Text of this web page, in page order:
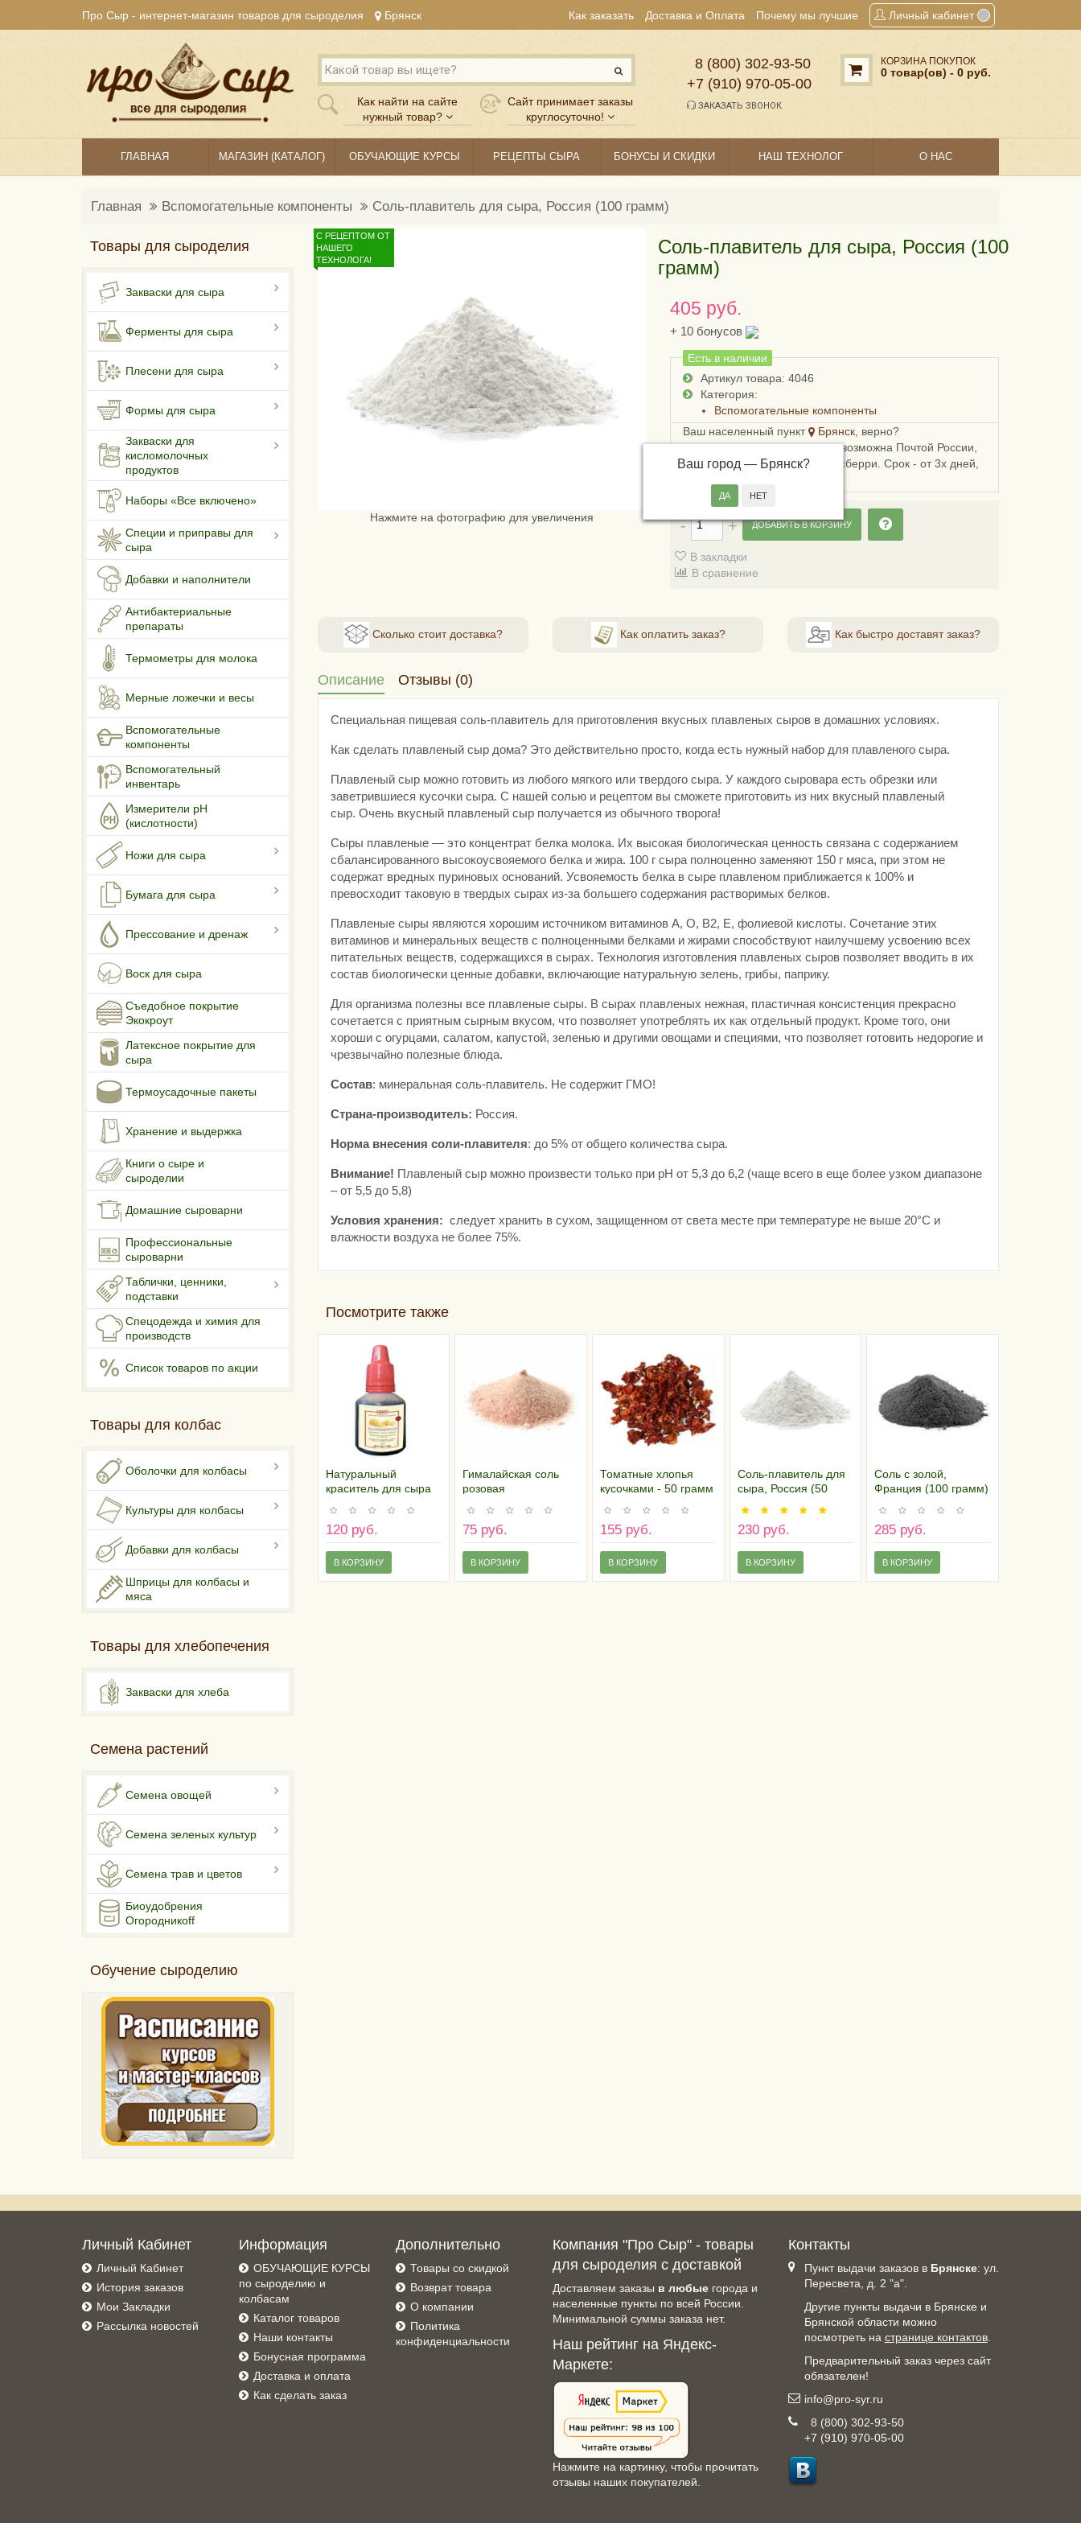
Про Сыр - интернет-магазин товаров для сыроделия Брянск Как заказать Доставка и Оплата Почему мы лучшие Личный кабинет
Как найти на сайте
нужный товар?
Сайт принимает заказы
круглосуточно!
8 (800) 302‑93‑50
+7 (910) 970‑05‑00
ЗАКАЗАТЬ ЗВОНОК
КОРЗИНА ПОКУПОК
0 товар(ов) - 0 руб.
ГЛАВНАЯ МАГАЗИН (КАТАЛОГ) ОБУЧАЮЩИЕ КУРСЫ РЕЦЕПТЫ СЫРА БОНУСЫ И СКИДКИ НАШ ТЕХНОЛОГ О НАС
Главная Вспомогательные компоненты Соль-плавитель для сыра, Россия (100 грамм)
Товары для сыроделия
Закваски для сыра
Ферменты для сыра
Плесени для сыра
Формы для сыра
Закваски для
кисломолочных
продуктов
Наборы «Все включено»
Специи и приправы для
сыра
Добавки и наполнители
Антибактериальные
препараты
Термометры для молока
Мерные ложечки и весы
Вспомогательные
компоненты
Вспомогательный
инвентарь
Измерители pH
(кислотности)
Ножи для сыра
Бумага для сыра
Прессование и дренаж
Воск для сыра
Съедобное покрытие
Экокроут
Латексное покрытие для
сыра
Термоусадочные пакеты
Хранение и выдержка
Книги о сыре и
сыроделии
Домашние сыроварни
Профессиональные
сыроварни
Таблички, ценники,
подставки
Спецодежда и химия для
производств
Список товаров по акции
Товары для колбас
Оболочки для колбасы
Культуры для колбасы
Добавки для колбасы
Шприцы для колбасы и
мяса
Товары для хлебопечения
Закваски для хлеба
Семена растений
Семена овощей
Семена зеленых культур
Семена трав и цветов
Биоудобрения
Огородникоff
Обучение сыроделию
С РЕЦЕПТОМ ОТ
НАШЕГО
ТЕХНОЛОГА!
Нажмите на фотографию для увеличения
Соль-плавитель для сыра, Россия (100
грамм)
405 руб.
+ 10 бонусов
Есть в наличии
Артикул товара: 4046
Категория:
Вспомогательные компоненты
Ваш населенный пункт
Брянск, верно?
Ваш город — Брянск?
Доставка в Брянскую область возможна Почтой России,
СДЭКом, Пятерочкой или Боксберри. Срок - от 3х дней,
ДОБАВИТЬ В КОРЗИНУ
В закладки
В сравнение
Сколько стоит доставка? Как оплатить заказ? Как быстро доставят заказ?
Описание Отзывы (0)
Специальная пищевая соль-плавитель для приготовления вкусных плавленых сыров в домашних условиях.
Как сделать плавленый сыр дома? Это действительно просто, когда есть нужный набор для плавленого сыра.
Плавленый сыр можно готовить из любого мягкого или твердого сыра. У каждого сыровара есть обрезки или
заветрившиеся кусочки сыра. С нашей солью и рецептом вы сможете приготовить из них вкусный плавленый
сыр. Очень вкусный плавленый сыр получается из обычного творога!
Сыры плавленые ― это концентрат белка молока. Их высокая биологическая ценность связана с содержанием
сбалансированного высокоусвояемого белка и жира. 100 г сыра полноценно заменяют 150 г мяса, при этом не
содержат вредных пуриновых оснований. Усвояемость белка в сыре плавленом приближается к 100% и
превосходит таковую в твердых сырах из-за большего содержания растворимых белков.
Плавленые сыры являются хорошим источником витаминов А, О, В2, Е, фолиевой кислоты. Сочетание этих
витаминов и минеральных веществ с полноценными белками и жирами способствуют наилучшему усвоению всех
питательных веществ, содержащихся в сырах. Технология изготовления плавленых сыров позволяет вводить в их
состав биологически ценные добавки, включающие натуральную зелень, грибы, паприку.
Для организма полезны все плавленые сыры. В сырах плавленых нежная, пластичная консистенция прекрасно
сочетается с приятным сырным вкусом, что позволяет употреблять их как отдельный продукт. Кроме того, они
хороши с огурцами, салатом, капустой, зеленью и другими овощами и специями, что позволяет готовить недорогие и
чрезвычайно полезные блюда.
Состав: минеральная соль-плавитель. Не содержит ГМО!
Страна-производитель: Россия.
Норма внесения соли-плавителя: до 5% от общего количества сыра.
Внимание! Плавленый сыр можно произвести только при рН от 5,3 до 6,2 (чаще всего в еще более узком диапазоне
– от 5,5 до 5,8)
Условия хранения: следует хранить в сухом, защищенном от света месте при температуре не выше 20°С и
влажности воздуха не более 75%.
Посмотрите также
Натуральный
краситель для сыра
120 руб.
В КОРЗИНУ
Гималайская соль
розовая
грамм
75 руб.
В КОРЗИНУ
Томатные хлопья
кусочками - 50 грамм
155 руб.
В КОРЗИНУ
Соль-плавитель для
сыра, Россия (50
230 руб.
В КОРЗИНУ
Соль с золой,
Франция (100 грамм)
285 руб.
В КОРЗИНУ
Личный Кабинет
Личный Кабинет
История заказов
Мои Закладки
Рассылка новостей
Информация
ОБУЧАЮЩИЕ КУРСЫ
по сыроделию и
колбасам
Каталог товаров
Наши контакты
Бонусная программа
Доставка и оплата
Как сделать заказ
Дополнительно
Товары со скидкой
Возврат товара
О компании
Политика
конфиденциальности
Компания "Про Сыр" - товары
для сыроделия с доставкой
Доставляем заказы в любые города и
населенные пункты по всей России.
Минимальной суммы заказа нет.
Наш рейтинг на Яндекс-
Маркете:
Нажмите на картинку, чтобы прочитать
отзывы наших покупателей.
Контакты
Пункт выдачи заказов в Брянске: ул.
Пересвета, д. 2 "а".
Другие пункты выдачи в Брянске и
Брянской области можно
посмотреть на странице контактов.
Предварительный заказ через сайт
обязателен!
info@pro-syr.ru
8 (800) 302-93-50
+7 (910) 970-05-00